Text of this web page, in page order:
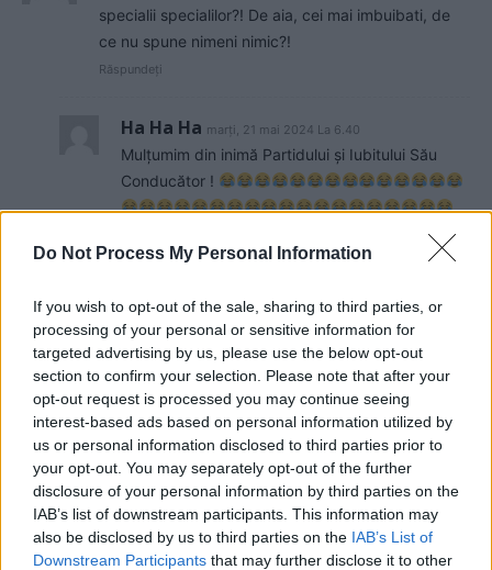
Do Not Process My Personal Information
If you wish to opt-out of the sale, sharing to third parties, or
processing of your personal or sensitive information for
targeted advertising by us, please use the below opt-out
section to confirm your selection. Please note that after your
opt-out request is processed you may continue seeing
interest-based ads based on personal information utilized by
us or personal information disclosed to third parties prior to
your opt-out. You may separately opt-out of the further
disclosure of your personal information by third parties on the
IAB’s list of downstream participants. This information may
also be disclosed by us to third parties on the IAB’s List of
Downstream Participants that may further disclose it to other
specialii specialilor?! De aia, cei mai imbuibati, de
ce nu spune nimeni nimic?!
Răspundeți
Ha Ha Ha marți, 21 mai 2024 La 6.40
Mulțumim din inimă Partidului și Iubitului Său
Conducător !
Lucian Nicolescu marți, 21 mai 2024 La 15.40
Mai este ceva de sperat în țara asta?
Răspundeți
Kise Leff marți, 21 mai 2024 La 16.41
AU FOST PENSIONATI ? SI NU AU FOST
REANGAJATI ? NU AU INGROSAT RANDURILE
CUMULARZILOR ?